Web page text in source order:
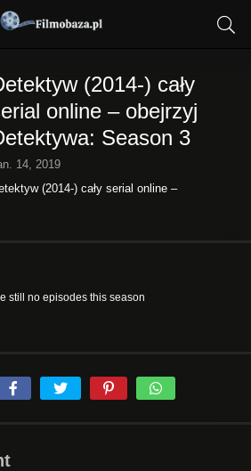
(2014-) cały
online – obejrzyj
Season 3
14, 2019
(2014-) cały serial online –
still no episodes this season